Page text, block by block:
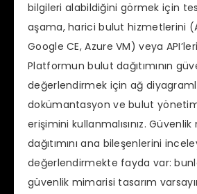
bilgileri alabildiğini görmek için
aşama, harici bulut hizmetlerini
Google CE, Azure VM) veya
Platformun bulut dağıtımının
değerlendirmek için ağ
dokümantasyon ve bulut
erişimini kullanmalısınız.
dağıtımını ana bileşenlerini
değerlendirmekte fayda var:
güvenlik mimarisi tasarım